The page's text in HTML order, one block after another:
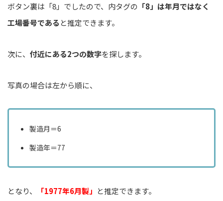
ボタン裏は「8」でしたので、内タグの 「8」は年月ではなく
工場番号である と推定できます。
次に、 付近にある2つの数字を探します。
写真の場合は左から順に、
製造月＝6
製造年＝77
となり、 「1977年6月製」 と推定できます。